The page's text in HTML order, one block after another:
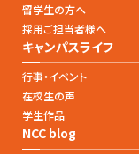
留学生の方へ
採用ご担当者様へ
キャンパスライフ
行事・イベント
在校生の声
学生作品
NCC blog